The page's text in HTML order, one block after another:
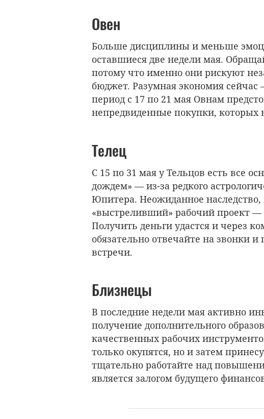
Овен
Больше дисциплины и меньше
оставшиеся две недели мая.
потому что именно они рискуют
бюджет. Разумная экономия
период с 17 по 21 мая Овнам
непредвиденные покупки, которых
Телец
С 15 по 31 мая у Тельцов есть все
дождем» — из-за редкого
Юпитера. Неожиданное наследство,
«выстреливший» рабочий проект —
Получить деньги удастся и через
обязательно отвечайте на звонки
встречи.
Близнецы
В последние недели мая активно
получение дополнительного
качественных рабочих
только окупятся, но и затем
тщательно работайте над
является залогом будущего